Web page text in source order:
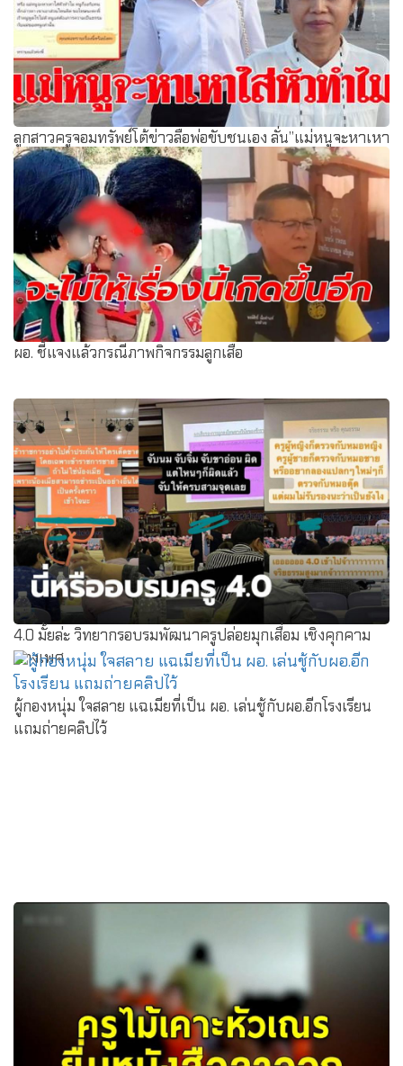
ลูกสาวครูจอมทรัพย์โต้ข่าวลือพ่อขับชนเอง ลั่น”แม่หนูจะหาเหา
ใส่หัวทำไม”
ผอ. ชี้แจงแล้วกรณีภาพกิจกรรมลูกเสือ
4.0 มั้ยล่ะ วิทยากรอบรมพัฒนาครูปล่อยมุกเสื่อม เชิงคุกคาม
ทางเพศ
ผู้กองหนุ่ม ใจสลาย แฉเมียที่เป็น ผอ. เล่นชู้กับผอ.อีกโรงเรียน
แถมถ่ายคลิปไว้